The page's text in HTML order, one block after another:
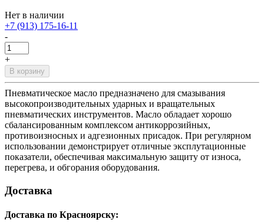
Нет в наличии
+7 (913) 175-16-11
-
+
В корзину
Пневматическое масло предназначено для смазывания
высокопроизводительных ударных и вращательных
пневматических инструментов. Масло обладает хорошо
сбалансированным комплексом антикоррозийных,
противоизносных и адгезионных присадок. При регулярном
использовании демонстрирует отличные эксплутационные
показатели, обеспечивая максимальную защиту от износа,
перегрева, и обгорания оборудования.
Доставка
Доставка по Красноярску: